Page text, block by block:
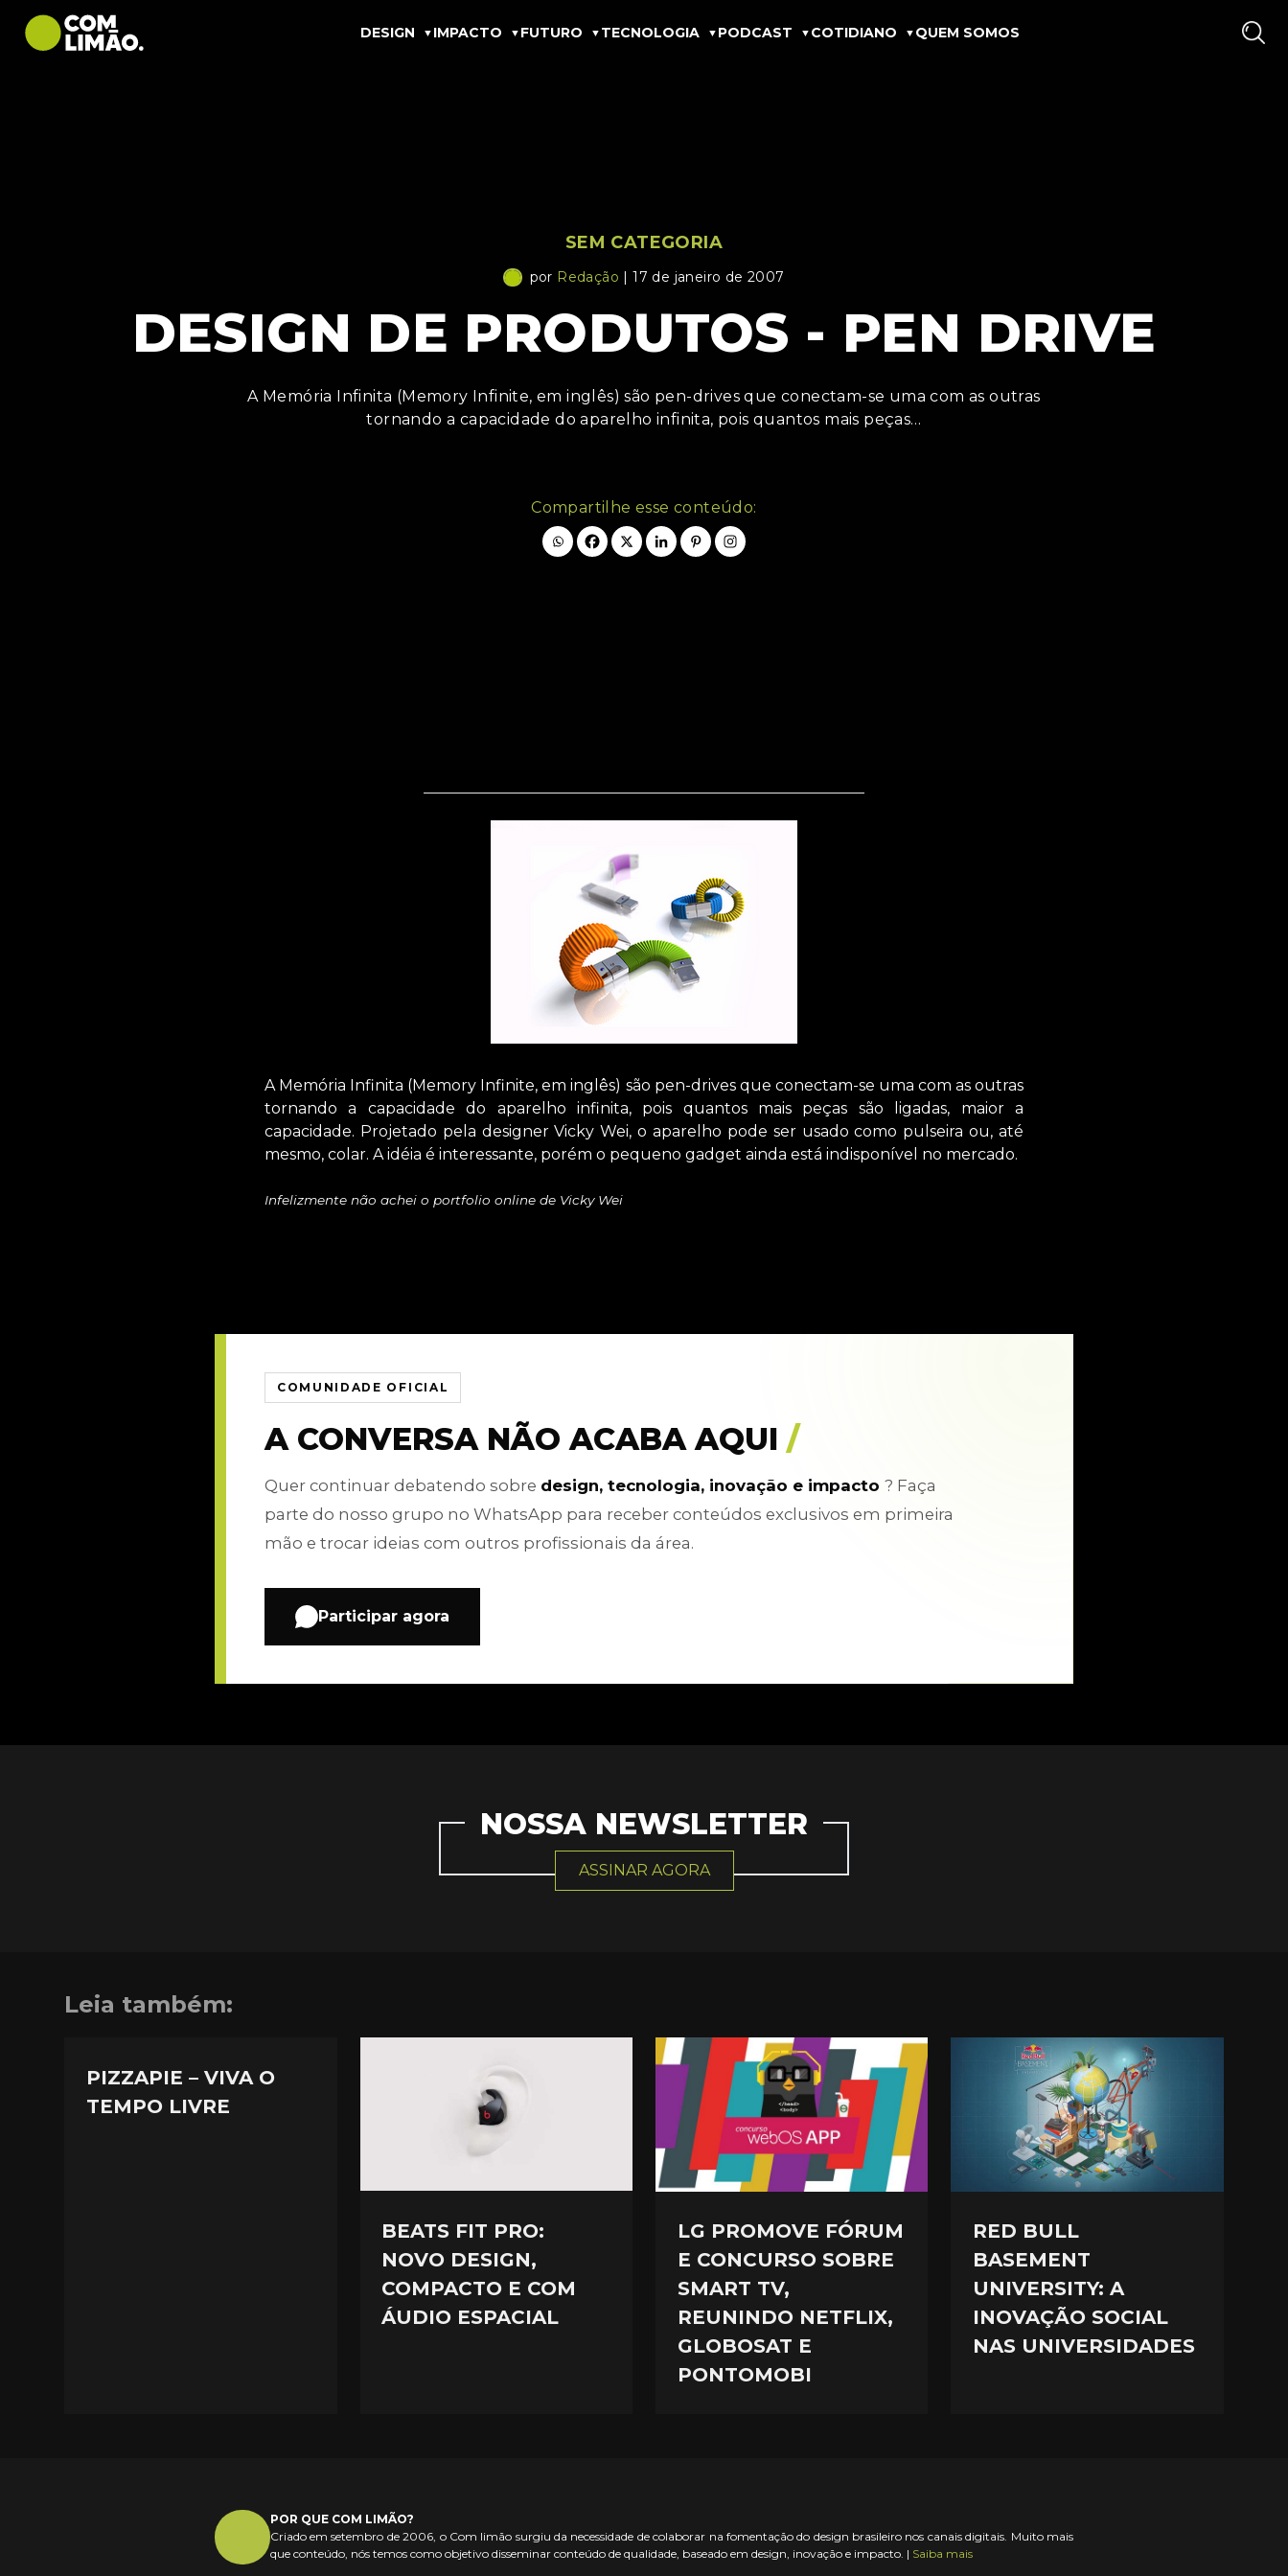
DESIGN IMPACTO FUTURO TECNOLOGIA PODCAST COTIDIANO QUEM SOMOS
SEM CATEGORIA
por Redação | 17 de janeiro de 2007
DESIGN DE PRODUTOS - PEN DRIVE
A Memória Infinita (Memory Infinite, em inglês) são pen-drives que conectam-se uma com as outras
tornando a capacidade do aparelho infinita, pois quantos mais peças…
Compartilhe esse conteúdo:
A Memória Infinita (Memory Infinite, em inglês) são pen-drives que conectam-se uma com as outras
tornando a capacidade do aparelho infinita, pois quantos mais peças são ligadas, maior a
capacidade. Projetado pela designer Vicky Wei, o aparelho pode ser usado como pulseira ou, até
mesmo, colar. A idéia é interessante, porém o pequeno gadget ainda está indisponível no mercado.
Infelizmente não achei o portfolio online de Vicky Wei
COMUNIDADE OFICIAL
A CONVERSA NÃO ACABA AQUI /
Quer continuar debatendo sobre design, tecnologia, inovação e impacto ? Faça
parte do nosso grupo no WhatsApp para receber conteúdos exclusivos em primeira
mão e trocar ideias com outros profissionais da área.
Participar agora
NOSSA NEWSLETTER
ASSINAR AGORA
Leia também:
PIZZAPIE – VIVA O
TEMPO LIVRE
BEATS FIT PRO:
NOVO DESIGN,
COMPACTO E COM
ÁUDIO ESPACIAL
LG PROMOVE FÓRUM
E CONCURSO SOBRE
SMART TV,
REUNINDO NETFLIX,
GLOBOSAT E
PONTOMOBI
RED BULL
BASEMENT
UNIVERSITY: A
INOVAÇÃO SOCIAL
NAS UNIVERSIDADES
POR QUE COM LIMÃO?
Criado em setembro de 2006, o Com limão surgiu da necessidade de colaborar na fomentação do design brasileiro nos canais digitais. Muito mais
que conteúdo, nós temos como objetivo disseminar conteúdo de qualidade, baseado em design, inovação e impacto. | Saiba mais